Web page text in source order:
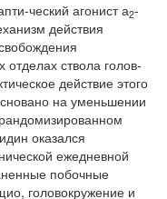
ческий агонист а2-
действия
отделах ствола голов­
действие этого
на уменьшении
ока­зался
ежедневной
побочные
головокружение и